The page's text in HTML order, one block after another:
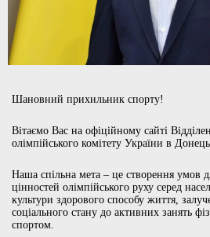
Шановний прихильник спорту!
Вітаємо Вас на офіційному сайті
олімпійського комітету України в
Наша спільна мета – це створення умов
цінностей олімпійського руху серед
культури здорового способу життя,
соціального стану до активних занять
спортом.